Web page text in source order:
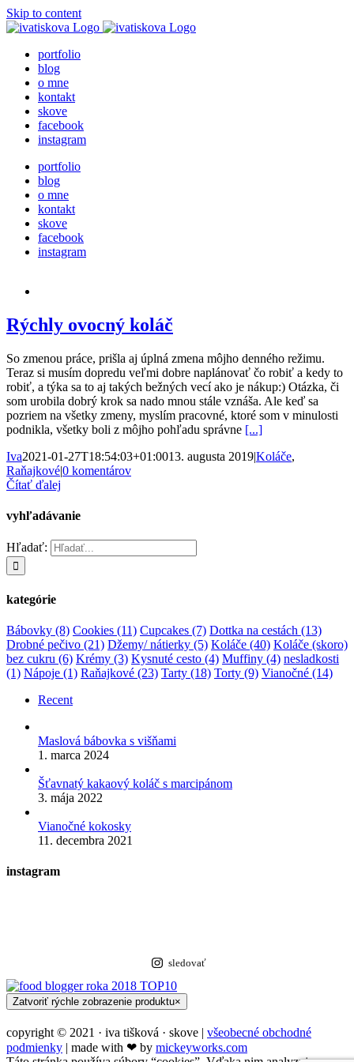
Skip to content
portfolio
blog
o mne
kontakt
skove
facebook
instagram
portfolio
blog
o mne
kontakt
skove
facebook
instagram
Rýchly ovocný koláč
So zmenou práce, prišla aj úplná zmena môjho denného režimu.
Teraz si musím dopredu veľmi dobre naplánovať čo robiť a kedy to
robiť, a týka sa to aj takých bežných vecí ako je nákup:) Otázka, či
som urobila dobrý krok sa nado mnou stále vznáša. Ale keď sa
pozriem na všetky zmeny, myslím pracovné, ktoré som v minulosti
podnikla, všetky boli z môjho pohľadu správne [...]
Iva2021-01-27T18:54:03+01:0013. augusta 2019|Koláče,
Raňajkové|0 komentárov
Čítať ďalej
vyhľadávanie
Hľadať:
kategórie
Bábovky (8) Cookies (11) Cupcakes (7) Dottka na cestách (13)
Drobné pečivo (21) Džemy/ nátierky (5) Koláče (40) Koláče (skoro)
bez cukru (6) Krémy (3) Kysnuté cesto (4) Muffiny (4) nesladkosti
(1) Nápoje (1) Raňajkové (23) Tarty (18) Torty (9) Vianočné (14)
Recent
Maslová bábovka s višňami
1. marca 2024
Šťavnatý kakaový koláč s marcipánom
3. mája 2022
Vianočné kokosky
11. decembra 2021
instagram
sledovať
Zatvoriť rýchle zobrazenie produktu×
copyright © 2021 · iva tišková · skove | všeobecné obchodné
podmienky | made with ❤︎ by mickeyworks.com